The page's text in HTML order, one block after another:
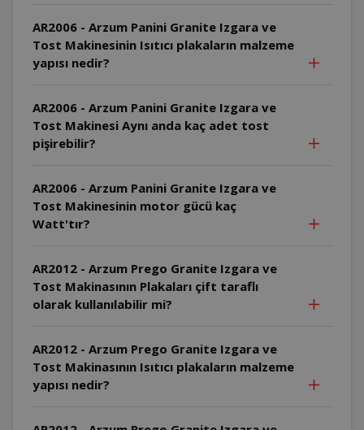
AR2006 - Arzum Panini Granite Izgara ve
Tost Makinesinin Isıtıcı plakaların malzeme
yapısı nedir?
AR2006 - Arzum Panini Granite Izgara ve
Tost Makinesi Aynı anda kaç adet tost
pişirebilir?
AR2006 - Arzum Panini Granite Izgara ve
Tost Makinesinin motor gücü kaç
Watt'tır?
AR2012 - Arzum Prego Granite Izgara ve
Tost Makinasının Plakaları çift taraflı
olarak kullanılabilir mi?
AR2012 - Arzum Prego Granite Izgara ve
Tost Makinasının Isıtıcı plakaların malzeme
yapısı nedir?